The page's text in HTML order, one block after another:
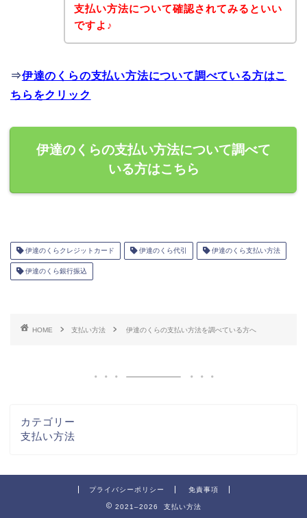
支払い方法について確認されてみるといい
ですよ♪
⇒伊達のくらの支払い方法について調べている方はこ
ちらをクリック
伊達のくらの支払い方法について調べて
いる方はこちら
伊達のくらクレジットカード 伊達のくら代引 伊達のくら支払い方法
伊達のくら銀行振込
HOME 支払い方法 伊達のくらの支払い方法を調べている方へ
カテゴリー
支払い方法
プライバシーポリシー 免責事項
2021–2026 支払い方法